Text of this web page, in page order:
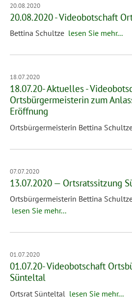
20.08.2020
20.08.2020 - Videobotschaft
Bettina Schultze lesen Sie mehr...
18.07.2020
18.07.20- Aktuelles -
Ortsbürgermeisterin zum
Eröffnung
Ortsbürgermeisterin Bettina
07.07.2020
13.07.2020 — Ortsratssitzung
Ortsbürgermeisterin Bettina
lesen Sie mehr...
01.07.2020
01.07.20- Videobotschaft
Sünteltal
Ortsrat Sünteltal lesen Sie mehr...